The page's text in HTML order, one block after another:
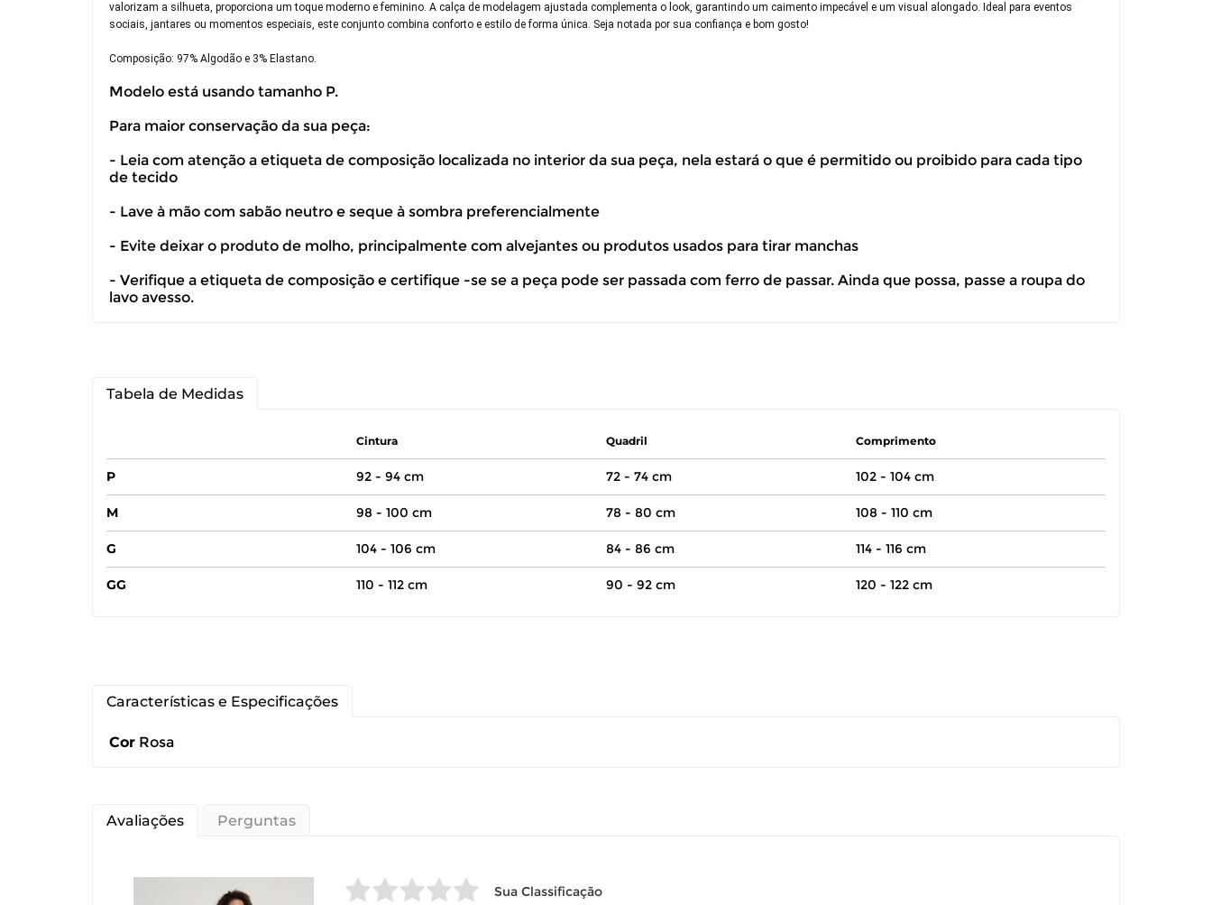
valorizam a silhueta, proporciona um toque moderno e feminino. A calça de modelagem ajustada complementa o look, garantindo um caimento impecável e um visual alongado. Ideal para eventos
sociais, jantares ou momentos especiais, este conjunto combina conforto e estilo de forma única. Seja notada por sua confiança e bom gosto!
Composição: 97% Algodão e 3% Elastano.
Modelo está usando tamanho P.
Para maior conservação da sua peça:
- Leia com atenção a etiqueta de composição localizada no interior da sua peça, nela estará o que é permitido ou proibido para cada tipo
de tecido
- Lave à mão com sabão neutro e seque à sombra preferencialmente
- Evite deixar o produto de molho, principalmente com alvejantes ou produtos usados para tirar manchas
- Verifique a etiqueta de composição e certifique -se se a peça pode ser passada com ferro de passar. Ainda que possa, passe a roupa do
lavo avesso.
Tabela de Medidas
Cintura Quadril Comprimento
P 92 - 94 cm 72 - 74 cm 102 - 104 cm
M 98 - 100 cm 78 - 80 cm 108 - 110 cm
G 104 - 106 cm 84 - 86 cm 114 - 116 cm
GG 110 - 112 cm 90 - 92 cm 120 - 122 cm
Características e Especificações
Cor Rosa
Avaliações Perguntas
Sua Classificação